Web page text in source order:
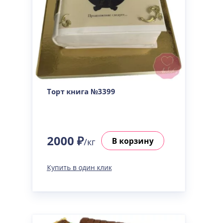
Торт книга №3399
2000 ₽/кг В корзину
Купить в один клик